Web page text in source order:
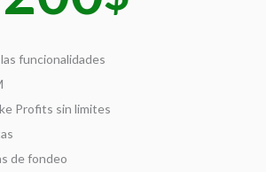
funcionalidades
Profits sin limites
de fondeo